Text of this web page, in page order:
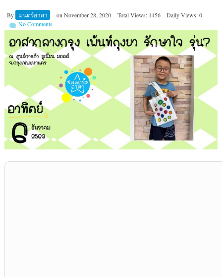
By มนตร์อาสา on November 28, 2020 Total Views: 1456
Daily Views: 0
No Comments